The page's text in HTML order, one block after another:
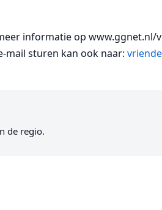
informatie op www.ggnet.nl/
e-mail sturen kan ook naar:
de regio.